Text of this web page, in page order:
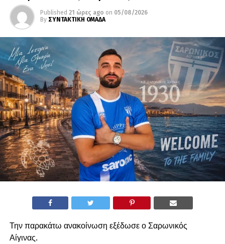
Published 21 ώρες ago on 05/08/2026
By ΣΥΝΤΑΚΤΙΚΗ ΟΜΑΔΑ
Την παρακάτω ανακοίνωση εξέδωσε ο Σαρωνικός
Αίγινας.